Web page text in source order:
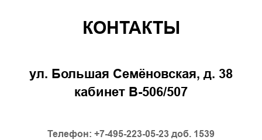
КОНТАКТЫ
ул. Большая Семёновская, д. 38
кабинет В-506/507
Телефон: +7-495-223-05-23 доб. 1539